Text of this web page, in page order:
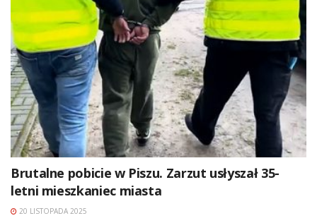
Brutalne pobicie w Piszu. Zarzut usłyszał 35-
letni mieszkaniec miasta
20 LISTOPADA 2025